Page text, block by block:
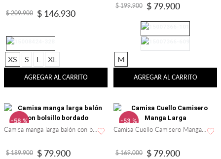
$ 209.900 $ 146.930
XS S L XL
AGREGAR AL CARRITO
$ 199.900 $ 79.900
M
AGREGAR AL CARRITO
-58 %
$ 189.900 $ 79.900
-53 %
$ 169.000 $ 79.900